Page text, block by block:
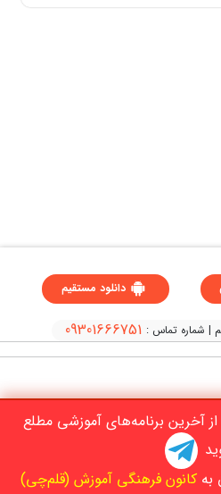
دانلود مستقیم
| شماره تماس : 09301666751
به کانون فرهنگی آموزش (قلم‌چی)
آخرین برنامه‌های آموزشی مطلع